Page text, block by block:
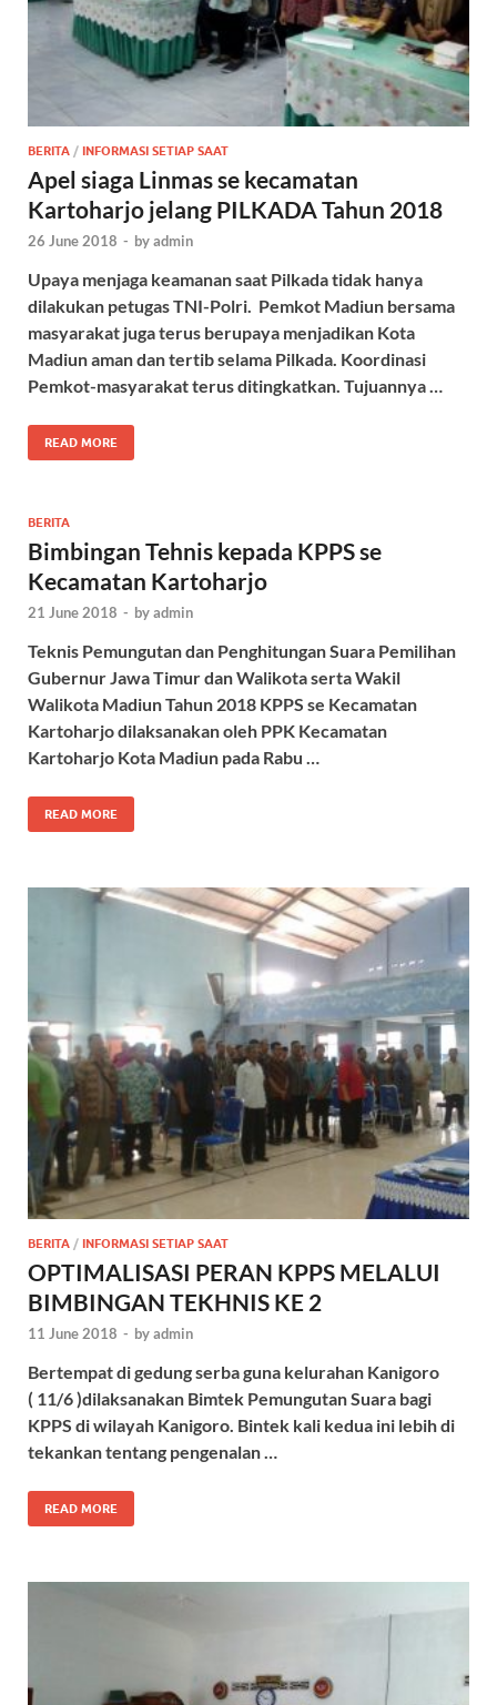
BERITA / INFORMASI SETIAP SAAT
Apel siaga Linmas se kecamatan
Kartoharjo jelang PILKADA Tahun 2018
26 June 2018 - byadmin
Upaya menjaga keamanan saat Pilkada tidak hanya
dilakukan petugas TNI-Polri. Pemkot Madiun bersama
masyarakat juga terus berupaya menjadikan Kota
Madiun aman dan tertib selama Pilkada. Koordinasi
Pemkot-masyarakat terus ditingkatkan. Tujuannya …
READ MORE
BERITA
Bimbingan Tehnis kepada KPPS se
Kecamatan Kartoharjo
21 June 2018 - byadmin
Teknis Pemungutan dan Penghitungan Suara Pemilihan
Gubernur Jawa Timur dan Walikota serta Wakil
Walikota Madiun Tahun 2018 KPPS se Kecamatan
Kartoharjo dilaksanakan oleh PPK Kecamatan
Kartoharjo Kota Madiun pada Rabu …
READ MORE
BERITA / INFORMASI SETIAP SAAT
OPTIMALISASI PERAN KPPS MELALUI
BIMBINGAN TEKHNIS KE 2
11 June 2018 - byadmin
Bertempat di gedung serba guna kelurahan Kanigoro
( 11/6 )dilaksanakan Bimtek Pemungutan Suara bagi
KPPS di wilayah Kanigoro. Bintek kali kedua ini lebih di
tekankan tentang pengenalan …
READ MORE